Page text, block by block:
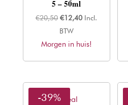
5 – 50ml
€20,50 Oorspronkelijke
prijs
was:
€12,40Huidige
is:
Incl.
BTW
Morgen in huis!
L'oreal
-39%